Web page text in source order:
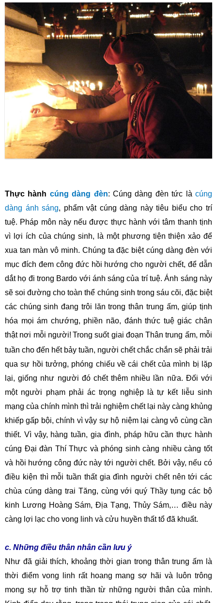
Thực hành cúng dàng đèn: Cúng dàng đèn tức làcúng
dàng ánh sáng, phẩm vật cúng dàng này tiêu biểu cho trí
tuệ. Pháp môn này nếu được thực hành với tâm thanh tịnh
vì lợi ích của chúng sinh, là một phương tiện thiện xảo để
xua tan màn vô minh. Chúng ta đặc biệt cúng dàng đèn với
mục đích đem công đức hồi hướng cho người chết, để dẫn
dắt họ đi trong Bardo với ánh sáng của trí tuệ. Ánh sáng này
sẽ soi đường cho toàn thể chúng sinh trong sáu cõi, đặc biệt
các chúng sinh đang trôi lăn trong thân trung ấm, giúp tịnh
hóa mọi ám chướng, phiền não, đánh thức tuệ giác chân
thật nơi mỗi người! Trong suốt giai đoạn Thân trung ấm, mỗi
tuần cho đến hết bảy tuần, người chết chắc chắn sẽ phải trải
qua sự hồi tưởng, phóng chiếu về cái chết của mình bị lặp
lại, giống như người đó chết thêm nhiều lần nữa. Đối với
một người phạm phải ác trọng nghiệp là tự kết liễu sinh
mạng của chính mình thì trải nghiệm chết lại này càng khủng
khiếp gấp bội, chính vì vậy sự hộ niệm lại càng vô cùng cần
thiết. Vì vậy, hàng tuần, gia đình, pháp hữu cần thực hành
cúng Đại đàn Thí Thực và phóng sinh càng nhiều càng tốt
và hồi hướng công đức này tới người chết. Bởi vậy, nếu có
điều kiện thì mỗi tuần thấtgia đình người chết nên tới các
chùa cúng dàng trai Tăng, cùng với quý Thầy tụng các bộ
kinh Lương Hoàng Sám, Địa Tạng, Thủy Sám,… điều này
càng lợi lạc cho vong linh và cửu huyền thất tổ đã khuất.
c. Những điều thân nhân cần lưu ý
Như đã giải thích, khoảng thời gian trong thân trung ấm là
thời điểm vong linh rất hoang mang sợ hãi và luôn trông
mong sự hỗ trợ tinh thần từ những người thân của mình.